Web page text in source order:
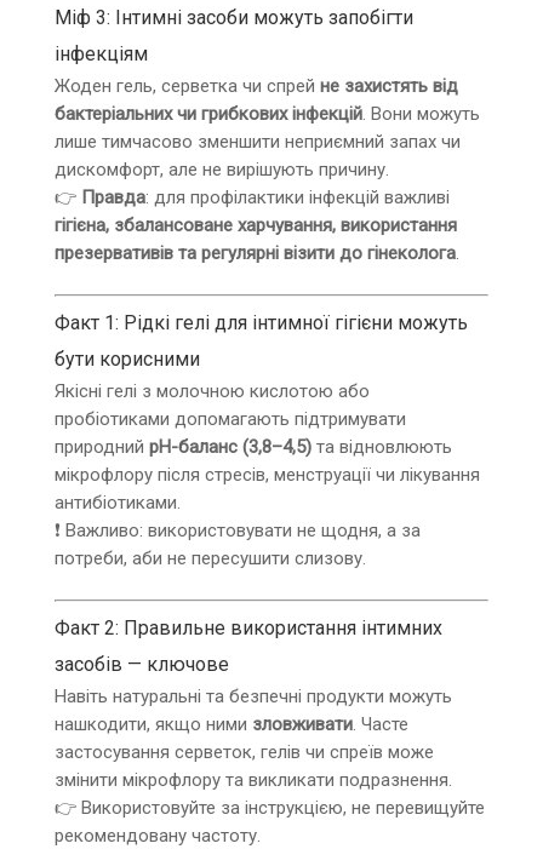
Міф 3: Інтимні засоби можуть запобігти
інфекціям
Жоден гель, серветка чи спрей не захистять від
бактеріальних чи грибкових інфекцій. Вони можуть
лише тимчасово зменшити неприємний запах чи
дискомфорт, але не вирішують причину.
👉 Правда: для профілактики інфекцій важливі
гігієна, збалансоване харчування, використання
презервативів та регулярні візити до гінеколога.
Факт 1: Рідкі гелі для інтимної гігієни можуть
бути корисними
Якісні гелі з молочною кислотою або
пробіотиками допомагають підтримувати
природний pH-баланс (3,8–4,5)та відновлюють
мікрофлору після стресів, менструації чи лікування
антибіотиками.
❗ Важливо: використовувати не щодня, а за
потреби, аби не пересушити слизову.
Факт 2: Правильне використання інтимних
засобів — ключове
Навіть натуральні та безпечні продукти можуть
нашкодити, якщо ними зловживати. Часте
застосування серветок, гелів чи спреїв може
змінити мікрофлору та викликати подразнення.
👉 Використовуйте за інструкцією, не перевищуйте
рекомендовану частоту.